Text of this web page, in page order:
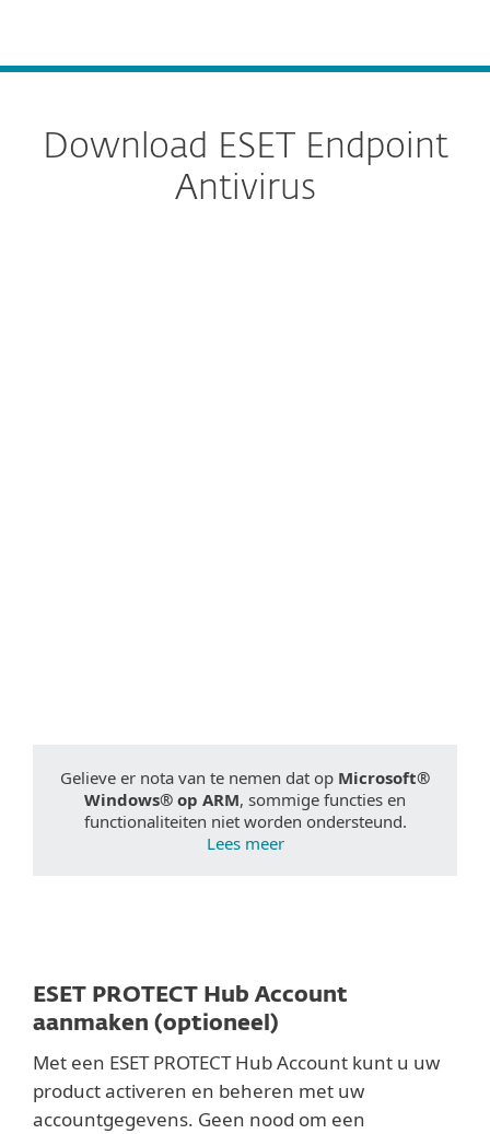
Download ESET Endpoint
Antivirus
Gelieve er nota van te nemen dat op Microsoft®
Windows® op ARM, sommige functies en
functionaliteiten niet worden ondersteund.
Lees meer
ESET PROTECT Hub Account
aanmaken (optioneel)
Met een ESET PROTECT Hub Account kunt u uw
product activeren en beheren met uw
accountgegevens. Geen nood om een